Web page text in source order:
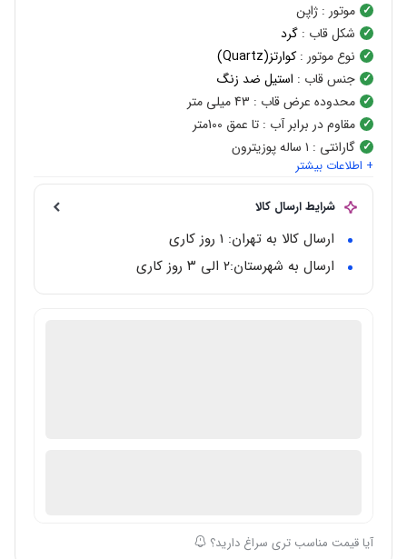
موتور : ژاپن
شکل قاب : گرد
نوع موتور : کوارتز(Quartz)
جنس قاب : استیل ضد زنگ
محدوده عرض قاب : 43 میلی متر
مقاوم در برابر آب : تا عمق 100متر
گارانتی : ۱ ساله پوزیترون
+ اطلاعات بیشتر
شرایط ارسال کالا
ارسال کالا به تهران: 1 روز کاری
ارسال به شهرستان:‌۲ الی ۳ روز کاری
آیا قیمت مناسب تری سراغ دارید؟